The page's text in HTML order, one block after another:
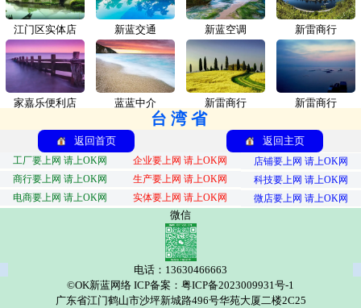
江门区实体店 新蓝交通
家嘉乐便利店 蓝蓝中介
新蓝空调 新雷商行
新雷商行 新雷商行
台湾省
返回首页 返回主页
工厂要上网 请上OK网 企业要上网 请上OK网
店铺要上网 请上OK网
商行要上网 请上OK网
生产要上网 请上OK网
科技要上网 请上OK网
电商要上网 请上OK网
实体要上网 请上OK网 微店要上网 请上OK网
微信
电话：13630466663
©OK新蓝网络 ICP备案：粤ICP备2023009931号-1
广东省江门鹤山市沙坪新城路496号华苑大厦二楼2C25